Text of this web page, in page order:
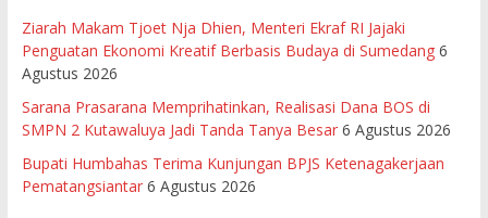
Ziarah Makam Tjoet Nja Dhien, Menteri Ekraf RI Jajaki
Penguatan Ekonomi Kreatif Berbasis Budaya di Sumedang 6
Agustus 2026
Sarana Prasarana Memprihatinkan, Realisasi Dana BOS di
SMPN 2 Kutawaluya Jadi Tanda Tanya Besar 6 Agustus 2026
Bupati Humbahas Terima Kunjungan BPJS Ketenagakerjaan
Pematangsiantar 6 Agustus 2026